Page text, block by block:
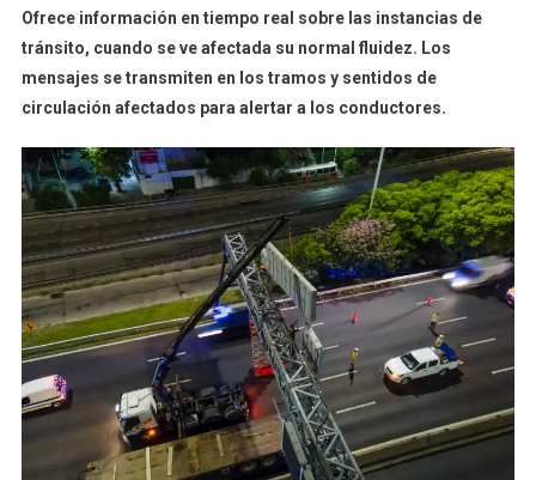
Ofrece información en tiempo real sobre las instancias de
tránsito, cuando se ve afectada su normal fluidez. Los
mensajes se transmiten en los tramos y sentidos de
circulación afectados para alertar a los conductores.